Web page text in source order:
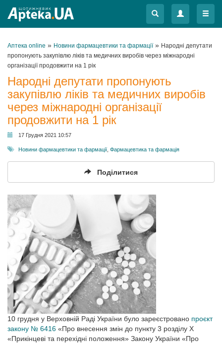
Меню
Меню
Аптека online » Новини фармацевтики та фармації» Народні депутати
пропонують закупівлю ліків та медичних виробів через міжнародні
організації продовжити на 1 рік
Народні депутати пропонують
закупівлю ліків та медичних виробів
через міжнародні організації
продовжити на 1 рік
17 Грудня 2021 10:57
Новини фармацевтики та фармації Фармацевтика та фармація
Поділитися
10 грудня у Верховній Раді України було зареєстровано проєкт
закону № 6416 «Про внесення змін до пункту 3 розділу Х
«Прикінцеві та перехідні положення» Закону України «Про